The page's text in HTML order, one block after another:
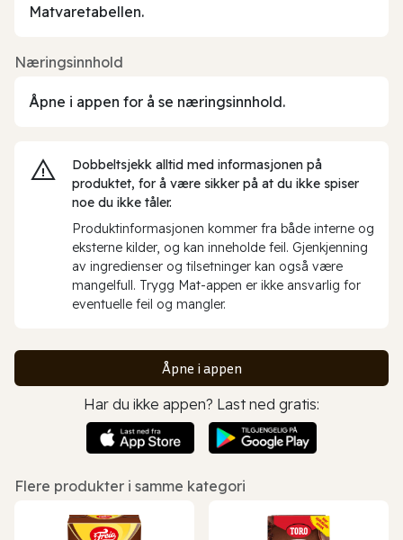
Matvaretabellen.
Næringsinnhold
Åpne i appen for å se næringsinnhold.
Dobbeltsjekk alltid med informasjonen på
produktet, for å være sikker på at du ikke spiser
noe du ikke tåler.
Produktinformasjonen kommer fra både interne og
eksterne kilder, og kan inneholde feil. Gjenkjenning
av ingredienser og tilsetninger kan også være
mangelfull. Trygg Mat-appen er ikke ansvarlig for
eventuelle feil og mangler.
Åpne i appen
Har du ikke appen? Last ned gratis:
Flere produkter i samme kategori